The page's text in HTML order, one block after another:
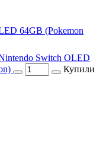
64GB (Pokemon
Switch OLED
Купили